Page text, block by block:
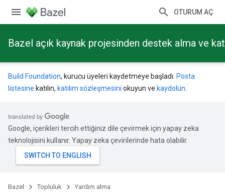
OTURUM AÇ
Bazel açık kaynak projesinden destek alma ve
Build Foundation, kurucu üyeleri kaydetmeye başladı. Posta
listesine katılın, katılım sözleşmesini okuyun ve kaydolun
Google, içerikleri tercih ettiğiniz dile çevirmek için yapay zeka
teknolojisini kullanır. Yapay zeka çevirilerinde hata olabilir.
Bazel Topluluk Yardım alma